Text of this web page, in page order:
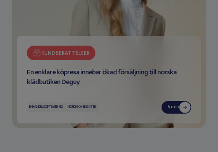
KUNDBERÄTTELSER
En enklare köpresa innebar ökad försäljning till norska
klädbutiken Deguy
E-HANDELSOPTIMERING NORDISKA INSIKTER 6 min